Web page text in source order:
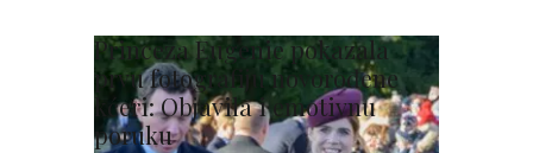
Princeza Eugenie pokazala
prvu fotografiju novorođene
kćeri: Objavila i emotivnu
poruku